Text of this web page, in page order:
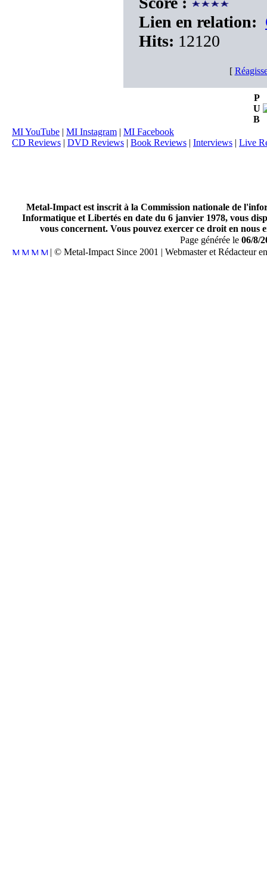
Lien en relation:
Hits: 12120
[
P
U
B
MI YouTube | MI Instagram | MI Facebook
CD Reviews | DVD Reviews | Book Reviews | Interviews | Live
Metal-Impact est inscrit à la Commission nationale de
Informatique et Libertés en date du 6 janvier 1978, vous
vous concernent. Vous pouvez exercer ce droit en
Page générée le 06/8/
| © Metal-Impact Since 2001 | Webmaster et Rédacteur